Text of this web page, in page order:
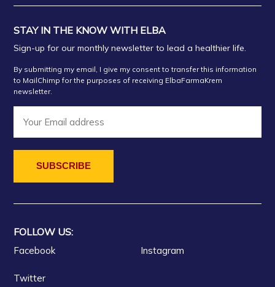
STAY IN THE KNOW WITH ELBA
Sign-up for our monthly newsletter to lead a healthier life.
By submitting my email, I give my consent to transfer this information
to MailChimp for the purposes of receiving ElbaFarmaKrem
newsletter.
FOLLOW US:
Facebook Instagram
Twitter